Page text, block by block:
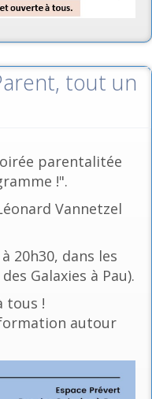
tout un
parentalitée
!".
Vannetzel
20h30, dans les
Galaxies à Pau).
tous !
autour